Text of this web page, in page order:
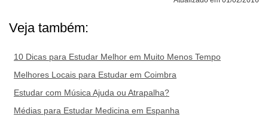
Veja também:
10 Dicas para Estudar Melhor em Muito Menos Tempo
Melhores Locais para Estudar em Coimbra
Estudar com Música Ajuda ou Atrapalha?
Médias para Estudar Medicina em Espanha